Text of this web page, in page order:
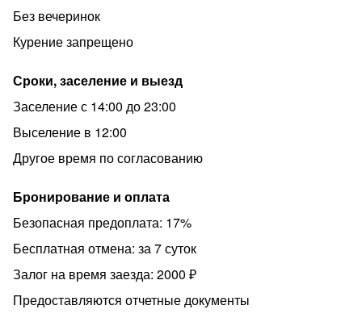
- Дегунинский пруд;
- салон красоты-кофейня в здании;
минут пешком)
- Платформа Моссельмаш (15 минут пешком)
- м. Селигерская (7 минут пешком)
- Красная площадь (30 минут на метро).
Правила проживания:
- заезд с 14:00;
- выезд до 12:00;
- заезд после 19:00 по предварительному
согласованию и оплате 100%;
- оплата вносится 100% в течении 10 минут после
Без вечеринок
Курение запрещено
Сроки, заселение и выезд
Заселение с 14:00 до 23:00
Выселение в 12:00
Другое время по согласованию
Бронирование и оплата
Безопасная предоплата: 17%
Бесплатная отмена: за 7 суток
Залог на время заезда: 2000 ₽
Предоставляются отчетные документы